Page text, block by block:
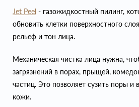
Jet Peel - газожидкостный пилинг,
обновить клетки поверхностного
рельеф и тон лица.
Механическая чистка лица нужна,
загрязнений в порах, прыщей,
частиц. Это позволяет сузить поры и
кожи.